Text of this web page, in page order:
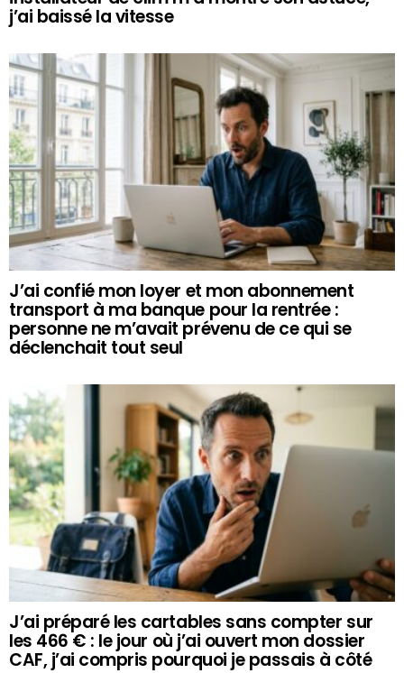
j’ai baissé la vitesse
J’ai confié mon loyer et mon abonnement
transport à ma banque pour la rentrée :
personne ne m’avait prévenu de ce qui se
déclenchait tout seul
J’ai préparé les cartables sans compter sur
les 466 € : le jour où j’ai ouvert mon dossier
CAF, j’ai compris pourquoi je passais à côté